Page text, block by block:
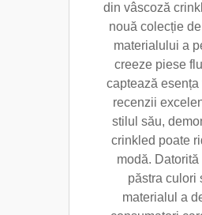
din vâscoză
nouă colecție
materialului a
creeze piese
captează
recenzii
stilul său,
crinkled poate
modă.
păstra culori
materialul a